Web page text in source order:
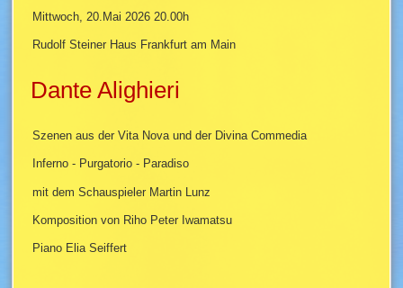
Mittwoch, 20.Mai 2026 20.00h
Rudolf Steiner Haus Frankfurt am Main
Dante Alighieri
Szenen aus der Vita Nova und der Divina Commedia
Inferno - Purgatorio - Paradiso
mit dem Schauspieler Martin Lunz
Komposition von Riho Peter Iwamatsu
Piano Elia Seiffert